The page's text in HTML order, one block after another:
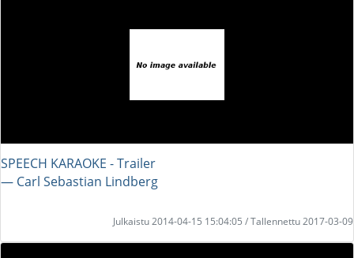
SPEECH KARAOKE - Trailer
― Carl Sebastian Lindberg
Julkaistu 2014-04-15 15:04:05 / Tallennettu 2017-03-09